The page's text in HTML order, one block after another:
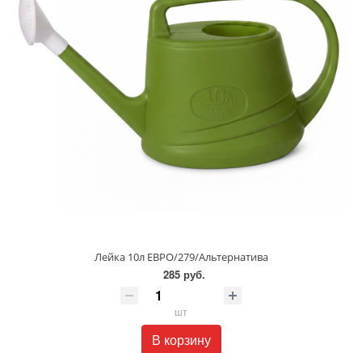
Лейка 10л ЕВРО/279/Альтернатива
285 руб.
шт
В корзину